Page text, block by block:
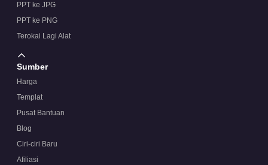
PPT ke JPG
PPT ke PNG
Terokai Lagi Alat
Sumber
Harga
Templat
Pusat Bantuan
Blog
Ciri-ciri Baru
Afiliasi